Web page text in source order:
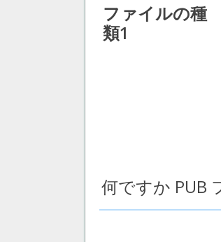
ファイルの種
類1
何ですか PUB